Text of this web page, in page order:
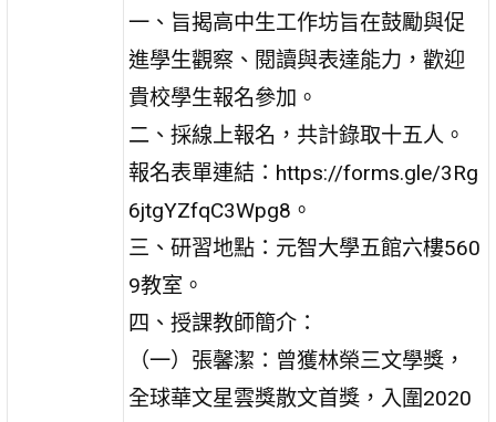
一、旨揭高中生工作坊旨在鼓勵與促
進學生觀察、閱讀與表達能力，歡迎
貴校學生報名參加。
二、採線上報名，共計錄取十五人。
報名表單連結：https://forms.gle/3Rg
6jtgYZfqC3Wpg8。
三、研習地點：元智大學五館六樓560
9教室。
四、授課教師簡介：
（一）張馨潔：曾獲林榮三文學獎，
全球華文星雲獎散文首獎，入圍2020